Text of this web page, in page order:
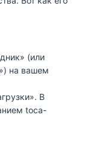
(или
на вашем
В
toca-